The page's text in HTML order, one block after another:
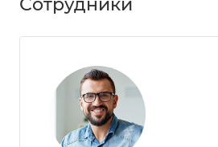
Сотрудники